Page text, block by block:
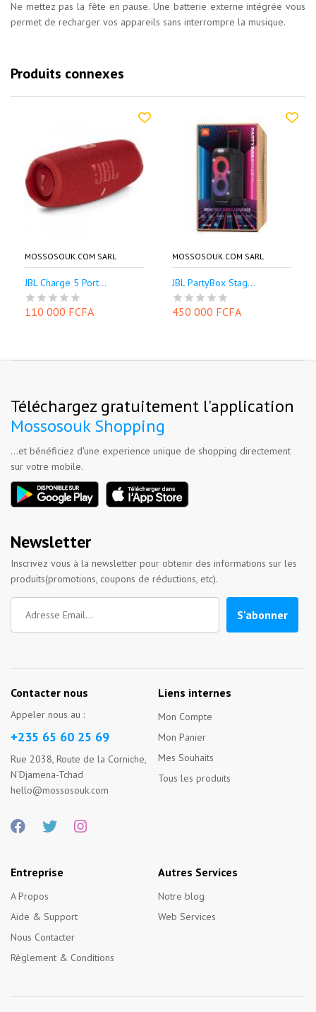
Ne mettez pas la fête en pause. Une batterie externe intégrée vous
permet de recharger vos appareils sans interrompre la musique.
Produits connexes
MOSSOSOUK.COM SARL
JBL Charge 5 Port...
110 000 FCFA
MOSSOSOUK.COM SARL
JBL PartyBox Stag...
450 000 FCFA
Téléchargez gratuitement l'application
Mossosouk Shopping
...et bénéficiez d'une experience unique de shopping directement
sur votre mobile.
Newsletter
Inscrivez vous à la newsletter pour obtenir des informations sur les
produits(promotions, coupons de réductions, etc).
S'abonner
Contacter nous
Appeler nous au :
+235 65 60 25 69
Rue 2038, Route de la Corniche,
N'Djamena-Tchad
hello@mossosouk.com
Liens internes
Mon Compte
Mon Panier
Mes Souhaits
Tous les produits
Entreprise
A Propos
Aide & Support
Nous Contacter
Règlement & Conditions
Autres Services
Notre blog
Web Services